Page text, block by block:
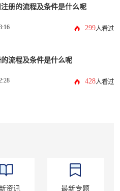
册的流程及条件是什么呢
299人看过
流程及条件是什么呢
428人看过
资讯 最新专题